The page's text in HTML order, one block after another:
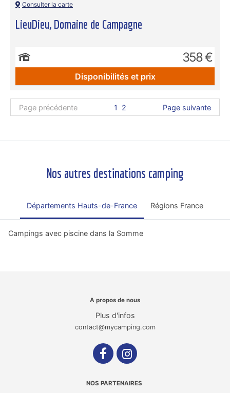
LieuDieu, Domaine de Campagne
Consulter la carte
358 €
Disponibilités et prix
Page précédente 1 2 Page suivante
Nos autres destinations camping
Départements Hauts-de-France Régions France
Campings avec piscine dans la Somme
A propos de nous
Plus d'infos
contact@mycamping.com
NOS PARTENAIRES